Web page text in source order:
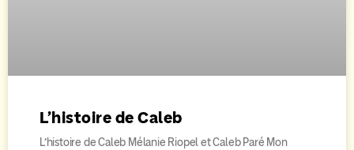
L’histoire de Caleb
L’histoire de Caleb Mélanie Riopel et Caleb Paré Mon